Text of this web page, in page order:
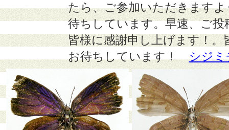
たら、ご参加いただきます
待ちしています。早速、ご
皆様に感謝申し上げます！
お待ちしています！
シジミ